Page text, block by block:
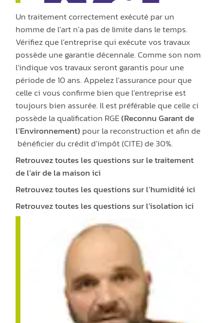
Un traitement correctement exécuté par un
homme de l’art n’a pas de limite dans le temps.
Vérifiez que l’entreprise qui exécute vos travaux
possède une garantie décennale. Comme son nom
l’indique vos travaux seront garantis pour une
période de 10 ans. Appelez l’assurance pour que
celle ci vous confirme bien que l’entreprise est
toujours bien assurée. Il est préférable que celle ci
possède la qualification RGE(Reconnu Garant de
l’Environnement) pour la reconstruction et afin de
bénéficier du crédit d’impôt (CITE) de 30%.
Retrouvez toutes les questions sur le traitement
de l’air de la maison ici
Retrouvez toutes les questions sur l’humidité ici
Retrouvez toutes les questions sur l’isolation ici